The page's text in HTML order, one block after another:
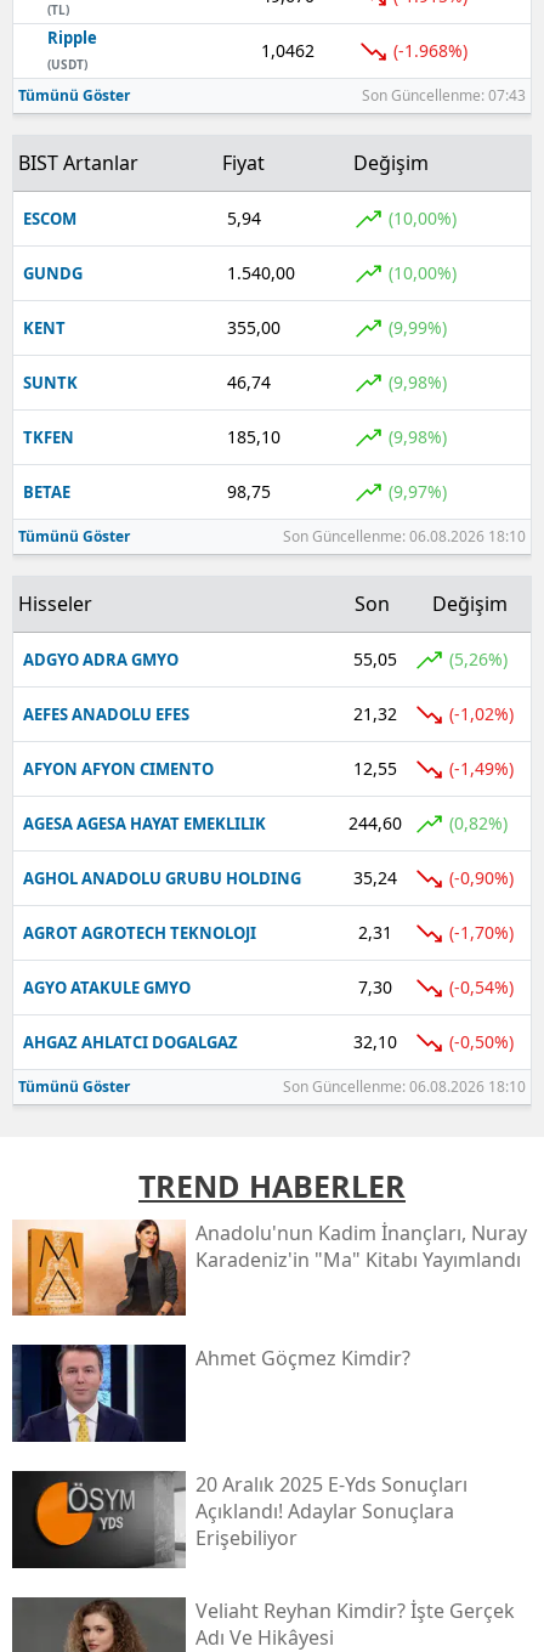
(TL)
Ripple
(USDT)
1,0462 (-1.968%)
Tümünü Göster Son Güncellenme: 07:43
BIST Artanlar Fiyat Değişim
ESCOM 5,94 (10,00%)
GUNDG 1.540,00 (10,00%)
KENT 355,00 (9,99%)
SUNTK 46,74 (9,98%)
TKFEN 185,10 (9,98%)
BETAE 98,75 (9,97%)
Tümünü Göster Son Güncellenme: 06.08.2026 18:10
Hisseler Son Değişim
ADGYO ADRA GMYO 55,05 (5,26%)
AEFES ANADOLU EFES 21,32 (-1,02%)
AFYON AFYON CIMENTO 12,55 (-1,49%)
AGESA AGESA HAYAT EMEKLILIK 244,60 (0,82%)
AGHOL ANADOLU GRUBU HOLDING 35,24 (-0,90%)
AGROT AGROTECH TEKNOLOJI 2,31 (-1,70%)
AGYO ATAKULE GMYO 7,30 (-0,54%)
AHGAZ AHLATCI DOGALGAZ 32,10 (-0,50%)
Tümünü Göster Son Güncellenme: 06.08.2026 18:10
TREND HABERLER
Anadolu'nun Kadim İnançları, Nuray
Karadeniz'in "ma" Kitabı Yayımlandı
Ahmet Göçmez Kimdir?
20 Aralık 2025 E-Yds Sonuçları
Açıklandı! Adaylar Sonuçlara
Erişebiliyor
Veliaht Reyhan Kimdir? İşte Gerçek
Adı Ve Hikâyesi